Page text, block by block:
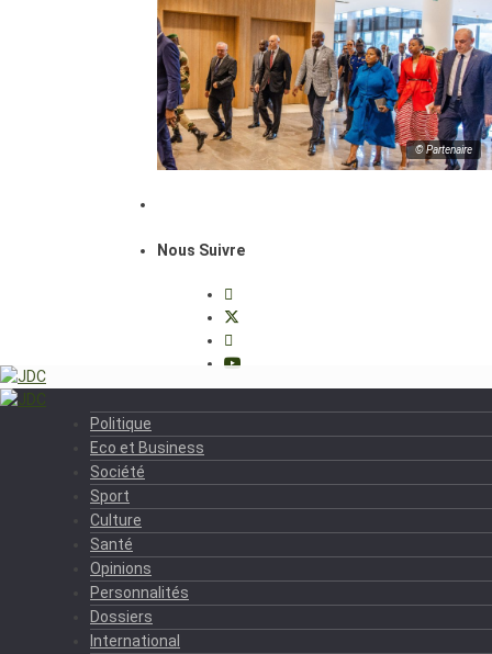
© Partenaire
Nous Suivre
Politique
Eco et Business
Société
Sport
Culture
Santé
Opinions
Personnalités
Dossiers
International